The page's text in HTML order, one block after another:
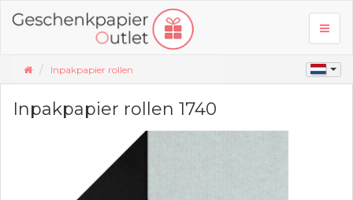
Inpakpapier rollen
Inpakpapier rollen 1740